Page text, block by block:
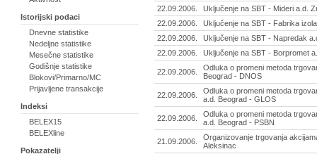
Istorijski podaci
Dnevne statistike
Nedeljne statistike
Mesečne statistike
Godišnje statistike
Blokovi/Primarno/MC
Prijavljene transakcije
Indeksi
BELEX15
BELEXline
Pokazatelji
22.09.2006.
Uključenje na SBT - Mideri a.d.
22.09.2006.
Uključenje na SBT - Fabrika
22.09.2006.
Uključenje na SBT - Napredak
22.09.2006.
Uključenje na SBT - Borpromet
22.09.2006.
Odluka o promeni metoda
Beograd - DNOS
22.09.2006.
Odluka o promeni metoda
a.d. Beograd - GLOS
22.09.2006.
Odluka o promeni metoda
a.d. Beograd - PSBN
21.09.2006.
Organizovanje trgovanja
Aleksinac